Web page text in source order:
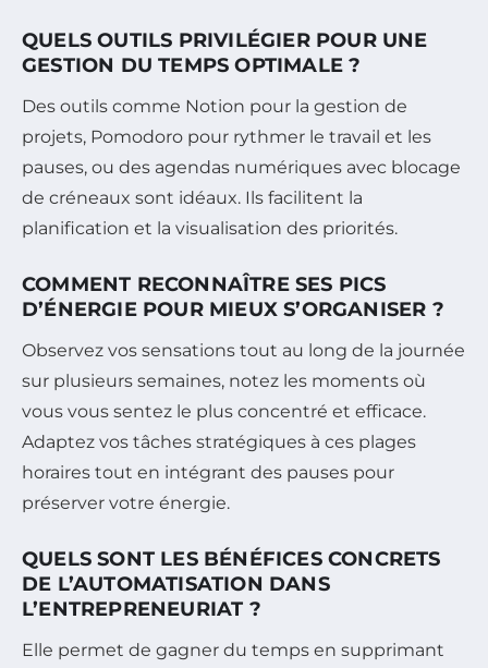
QUELS OUTILS PRIVILÉGIER POUR UNE
GESTION DU TEMPS OPTIMALE ?
Des outils comme Notion pour la gestion de
projets, Pomodoro pour rythmer le travail et les
pauses, ou des agendas numériques avec blocage
de créneaux sont idéaux. Ils facilitent la
planification et la visualisation des priorités.
COMMENT RECONNAÎTRE SES PICS
D’ÉNERGIE POUR MIEUX S’ORGANISER ?
Observez vos sensations tout au long de la journée
sur plusieurs semaines, notez les moments où
vous vous sentez le plus concentré et efficace.
Adaptez vos tâches stratégiques à ces plages
horaires tout en intégrant des pauses pour
préserver votre énergie.
QUELS SONT LES BÉNÉFICES CONCRETS
DE L’AUTOMATISATION DANS
L’ENTREPRENEURIAT ?
Elle permet de gagner du temps en supprimant